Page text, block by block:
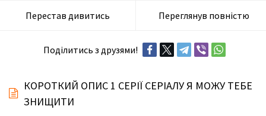
Перестав дивитись Переглянув повністю
Поділитись з друзями!
КОРОТКИЙ ОПИС 1 СЕРІЇ СЕРІАЛУ Я МОЖУ ТЕБЕ
ЗНИЩИТИ